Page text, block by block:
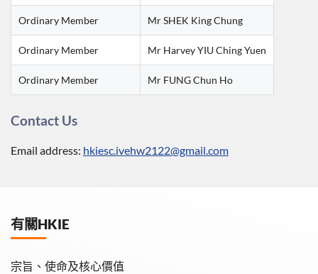
Ordinary Member Mr SHEK King Chung
Ordinary Member Mr Harvey YIU Ching Yuen
Ordinary Member Mr FUNG Chun Ho
Contact Us
Email address: hkiesc.ivehw2122@gmail.com
有關HKIE
宗旨、使命及核心價值